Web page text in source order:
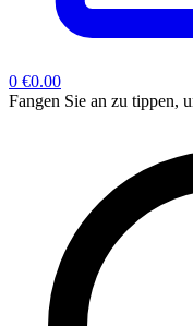
0 €0.00
Fangen Sie an zu tippen,